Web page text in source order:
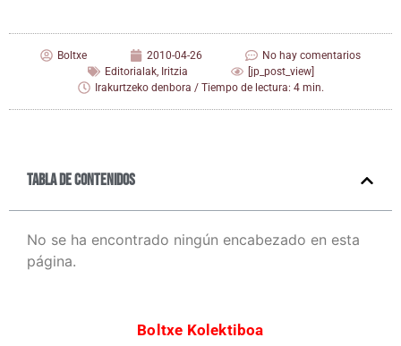
Boltxe 2010-04-26
No hay comentarios
Editorialak, Iritzia
[jp_post_view]
Irakurtzeko denbora / Tiempo de lectura: 4 min.
Tabla de contenidos
No se ha encontrado ningún encabezado en esta
página.
Boltxe Kolek­ti­boa